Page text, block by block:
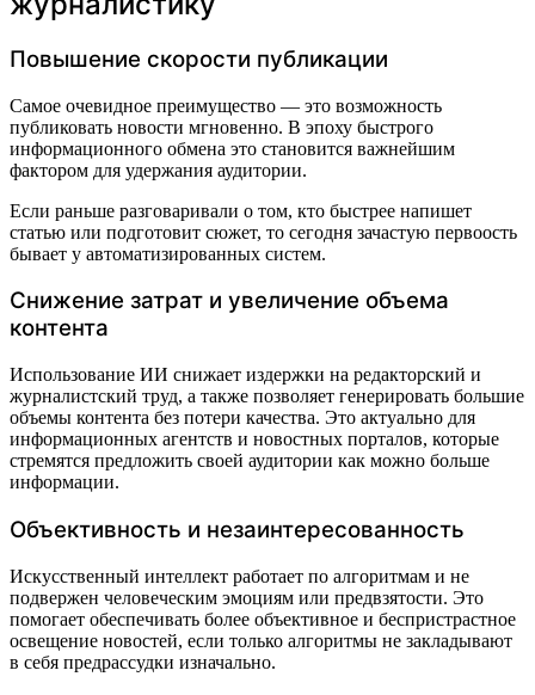
Повышение скорости публикации
Самое очевидное преимущество — это возможность
публиковать новости мгновенно. В эпоху быстрого
информационного обмена это становится важнейшим
фактором для удержания аудитории.
Если раньше разговаривали о том, кто быстрее напишет
статью или подготовит сюжет, то сегодня зачастую первоость
бывает у автоматизированных систем.
Снижение затрат и увеличение объема
контента
Использование ИИ снижает издержки на редакторский и
журналистский труд, а также позволяет генерировать большие
объемы контента без потери качества. Это актуально для
информационных агентств и новостных порталов, которые
стремятся предложить своей аудитории как можно больше
информации.
Объективность и незаинтересованность
Искусственный интеллект работает по алгоритмам и не
подвержен человеческим эмоциям или предвзятости. Это
помогает обеспечивать более объективное и беспристрастное
освещение новостей, если только алгоритмы не закладывают
в себя предрассудки изначально.